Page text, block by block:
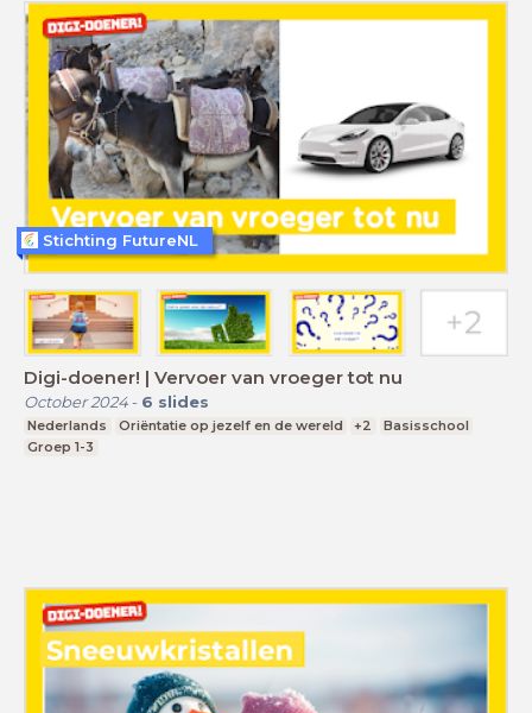
Digi-doener! | Vervoer van vroeger tot nu
October 2024- 6 slides
Nederlands Oriëntatie op jezelf en de wereld +2
Basisschool
Groep 1-3
Stichting FutureNL